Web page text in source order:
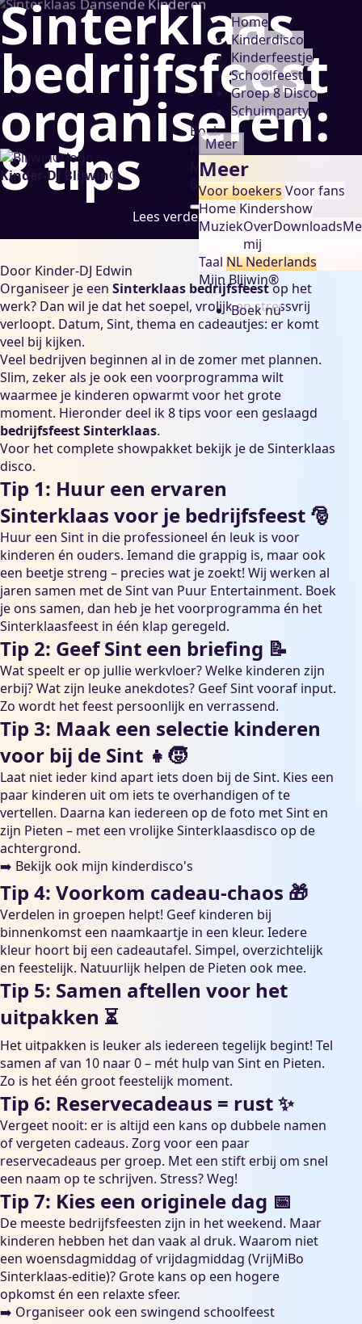
Kinder-DJ Blijwin®
Boek
nu
Mijn
Blijwin®
Home
Kinderdisco
Kinderfeestje
Schoolfeest
Groep 8 Disco
Schuimparty
Meer
Meer
Voor boekersVoor fans
Home Kindershow
MuziekOver
mij
Downloads
Taal NLNederlands
Mijn Blijwin®
Boek nu
Sinterklaas
bedrijfsfeest
organiseren:
8 tips
Lees verder
Door Kinder-DJ Edwin
Organiseer je een Sinterklaas bedrijfsfeestop het
werk? Dan wil je dat het soepel, vrolijk en stressvrij
verloopt. Datum, Sint, thema en cadeautjes: er komt
veel bij kijken.
Veel bedrijven beginnen al in de zomer met plannen.
Slim, zeker als je ook een voorprogramma wilt
waarmee je kinderen opwarmt voor het grote
moment. Hieronder deel ik 8 tips voor een geslaagd
bedrijfsfeest Sinterklaas.
Voor het complete showpakket bekijk je deSinterklaas
disco.
Tip 1: Huur een ervaren
Sinterklaas voor je bedrijfsfeest 🎅
Huur een Sint in die professioneel én leuk is voor
kinderen én ouders. Iemand die grappig is, maar ook
een beetje streng – precies wat je zoekt! Wij werken al
jaren samen met de Sint van Puur Entertainment. Boek
je ons samen, dan heb je het voorprogramma én het
Sinterklaasfeest in één klap geregeld.
Tip 2: Geef Sint een briefing 📝
Wat speelt er op jullie werkvloer? Welke kinderen zijn
erbij? Wat zijn leuke anekdotes? Geef Sint vooraf input.
Zo wordt het feest persoonlijk en verrassend.
Tip 3: Maak een selectie kinderen
voor bij de Sint 👧🧒
Laat niet ieder kind apart iets doen bij de Sint. Kies een
paar kinderen uit om iets te overhandigen of te
vertellen. Daarna kan iedereen op de foto met Sint en
zijn Pieten – met een vrolijke Sinterklaasdisco op de
achtergrond.
➡️ Bekijk ook mijn kinderdisco's
Tip 4: Voorkom cadeau-chaos 🎁
Verdelen in groepen helpt! Geef kinderen bij
binnenkomst een naamkaartje in een kleur. Iedere
kleur hoort bij een cadeautafel. Simpel, overzichtelijk
en feestelijk. Natuurlijk helpen de Pieten ook mee.
Tip 5: Samen aftellen voor het
uitpakken ⏳
Het uitpakken is leuker als iedereen tegelijk begint! Tel
samen af van 10 naar 0 – mét hulp van Sint en Pieten.
Zo is het één groot feestelijk moment.
Tip 6: Reservecadeaus = rust ✨
Vergeet nooit: er is altijd een kans op dubbele namen
of vergeten cadeaus. Zorg voor een paar
reservecadeaus per groep. Met een stift erbij om snel
een naam op te schrijven. Stress? Weg!
Tip 7: Kies een originele dag 📅
De meeste bedrijfsfeesten zijn in het weekend. Maar
kinderen hebben het dan vaak al druk. Waarom niet
een woensdagmiddag of vrijdagmiddag (VrijMiBo
Sinterklaas-editie)? Grote kans op een hogere
opkomst én een relaxte sfeer.
➡️ Organiseer ook een swingend schoolfeest